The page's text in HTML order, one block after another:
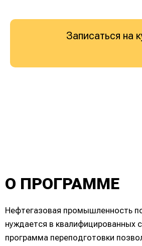
Записаться на
О ПРОГРАММЕ
Нефтегазовая промышленность
нуждается в квалифицированных
программа переподготовки